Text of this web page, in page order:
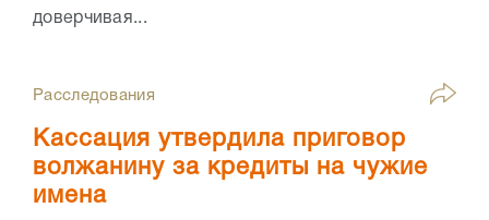
доверчивая...
Расследования
Кассация утвердила приговор
волжанину за кредиты на чужие
имена